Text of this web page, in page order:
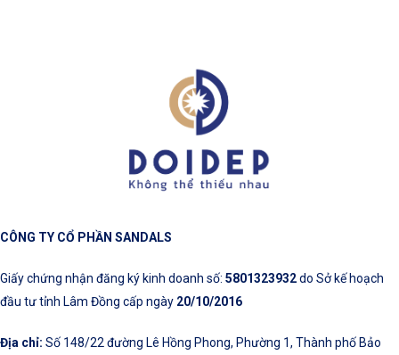
CÔNG TY CỔ PHẦN SANDALS
Giấy chứng nhận đăng ký kinh doanh số: 5801323932do Sở kế hoạch
đầu tư tỉnh Lâm Đồng cấp ngày 20/10/2016
Địa chỉ: Số 148/22 đường Lê Hồng Phong, Phường 1, Thành phố Bảo